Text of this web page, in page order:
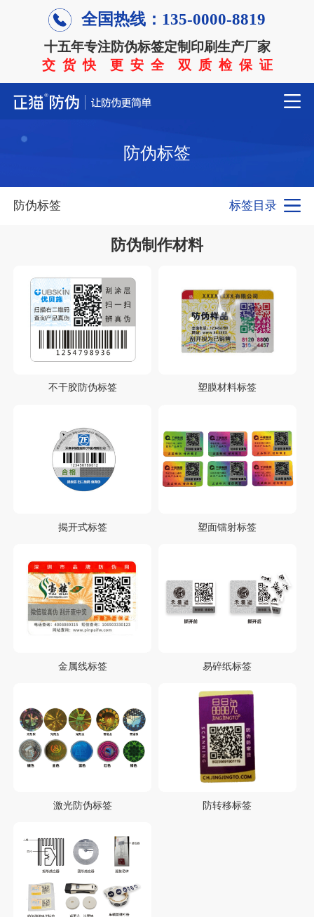
全国热线：135-0000-8819
十五年专注防伪标签定制印刷生产厂家
交 货 快 更 安 全 双 质 检 保 证
防伪标签
防伪标签 标签目录
防伪制作材料
不干胶防伪标签 塑膜材料标签
揭开式标签 塑面镭射标签
金属线标签 易碎纸标签
激光防伪标签 防转移标签